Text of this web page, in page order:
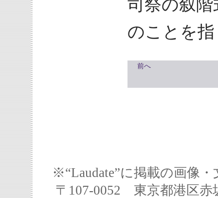
司祭の叙
のことを
前へ
※“Laudate”に掲載の画像
〒107-0052 東京都港区